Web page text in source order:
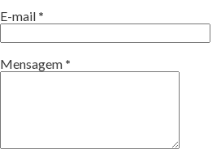
E-mail *
Mensagem *